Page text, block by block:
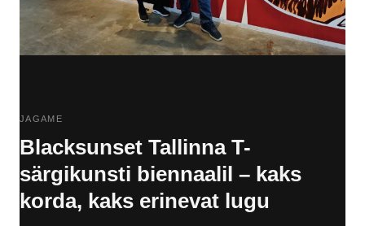
JAGAME
Blacksunset Tallinna T-
särgikunsti biennaalil – kaks
korda, kaks erinevat lugu